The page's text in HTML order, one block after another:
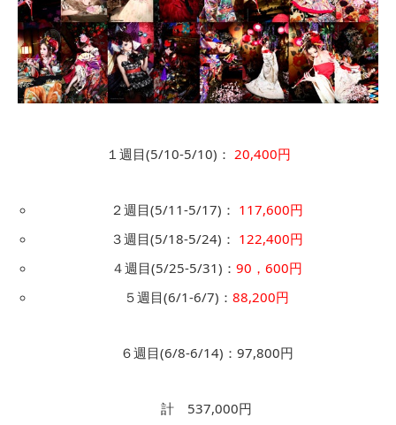
１週目(5/10-5/10)： 20,400円
２週目(5/11-5/17)： 117,600円
３週目(5/18-5/24)： 122,400円
４週目(5/25-5/31)： 90，600円
５週目(6/1-6/7)：88,200円
６週目(6/8-6/14)：97,800円
計 537,000円